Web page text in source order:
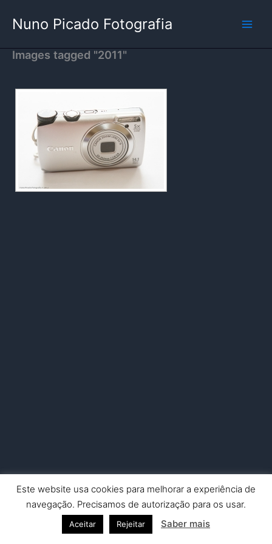
Nuno Picado Fotografia
Images tagged "2011"
Copyright © 2026 Nuno Picado Fotografia | Powered byAstra
WordPress Theme
Este website usa cookies para melhorar a experiência de
navegação. Precisamos de autorização para os usar.
Aceitar Rejeitar Saber mais